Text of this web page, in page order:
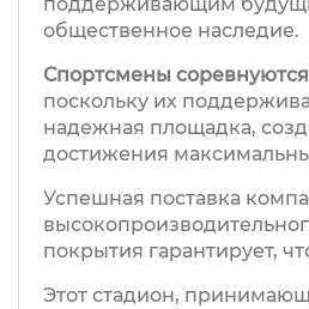
Этот стадион,
Успешная поставка
покрытия гарантирует,
Спортсмены
поскольку их
надежная площадка,
достижения
поддерживающим
общественное наследие.